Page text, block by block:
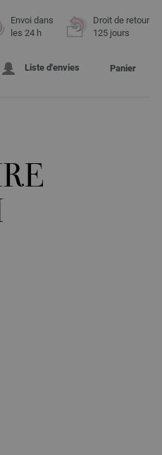
Envoi dans
les 24 h
Droit de retour
125 jours
Liste d'envies Panier